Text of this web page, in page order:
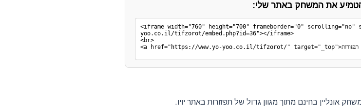
את המשחק באתר שלי:
אונליין בחינם מתוך מגוון גדול של תפזורות באתר יויו.